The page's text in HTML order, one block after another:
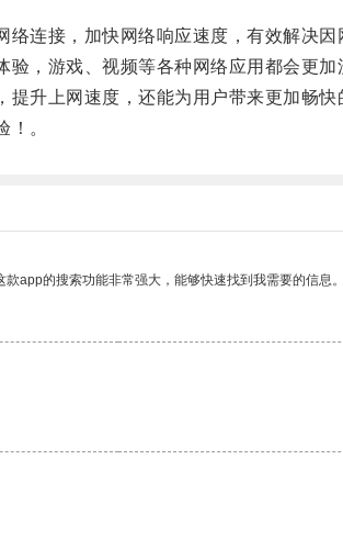
接，加快网络响应速度，有效解决因
，游戏、视频等各种网络应用都会更加
上网速度，还能为用户带来更加畅快
。
app的搜索功能非常强大，能够快速找到我需要的信息。